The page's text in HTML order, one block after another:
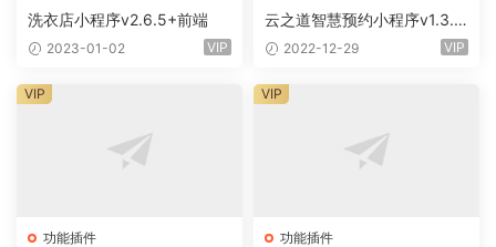
洗衣店小程序v2.6.5+前端
2023-01-02 VIP
云之道智慧预约小程序v1.3.0
+前端2022-12-29 VIP
功能插件
VIP
功能插件
VIP